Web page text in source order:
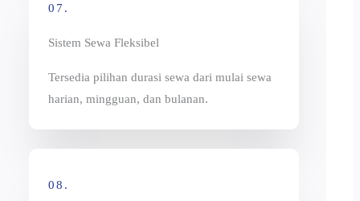
07.
Sistem Sewa Fleksibel
Tersedia pilihan durasi sewa dari mulai sewa
harian, mingguan, dan bulanan.
08.